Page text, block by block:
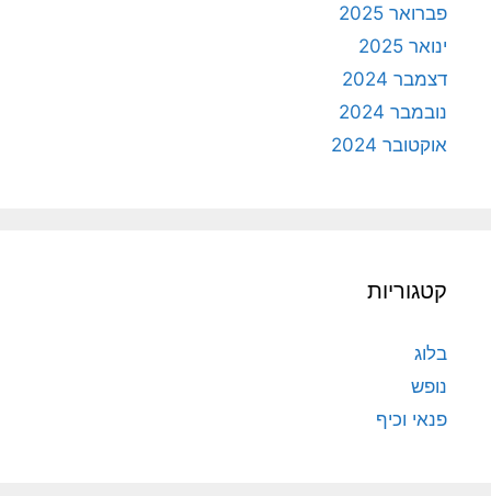
פברואר 2025
ינואר 2025
דצמבר 2024
נובמבר 2024
אוקטובר 2024
קטגוריות
בלוג
נופש
פנאי וכיף